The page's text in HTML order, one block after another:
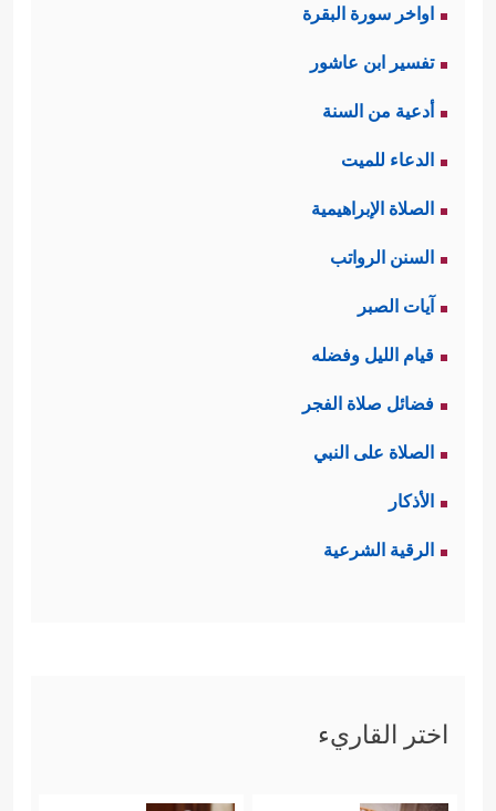
اواخر سورة البقرة
تفسير ابن عاشور
أدعية من السنة
الدعاء للميت
الصلاة الإبراهيمية
السنن الرواتب
آيات الصبر
قيام الليل وفضله
فضائل صلاة الفجر
الصلاة على النبي
الأذكار
الرقية الشرعية
اختر القاريء